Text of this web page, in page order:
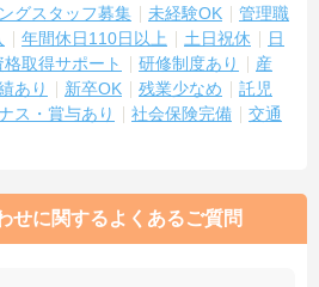
グスタッフ募集 未経験OK
管理職
年間休日110日以上 土日祝休
日
格取得サポート 研修制度あり
産
あり
新卒OK 残業少なめ
託児
ス・賞与あり 社会保険完備
交通
せに関するよくあるご質問